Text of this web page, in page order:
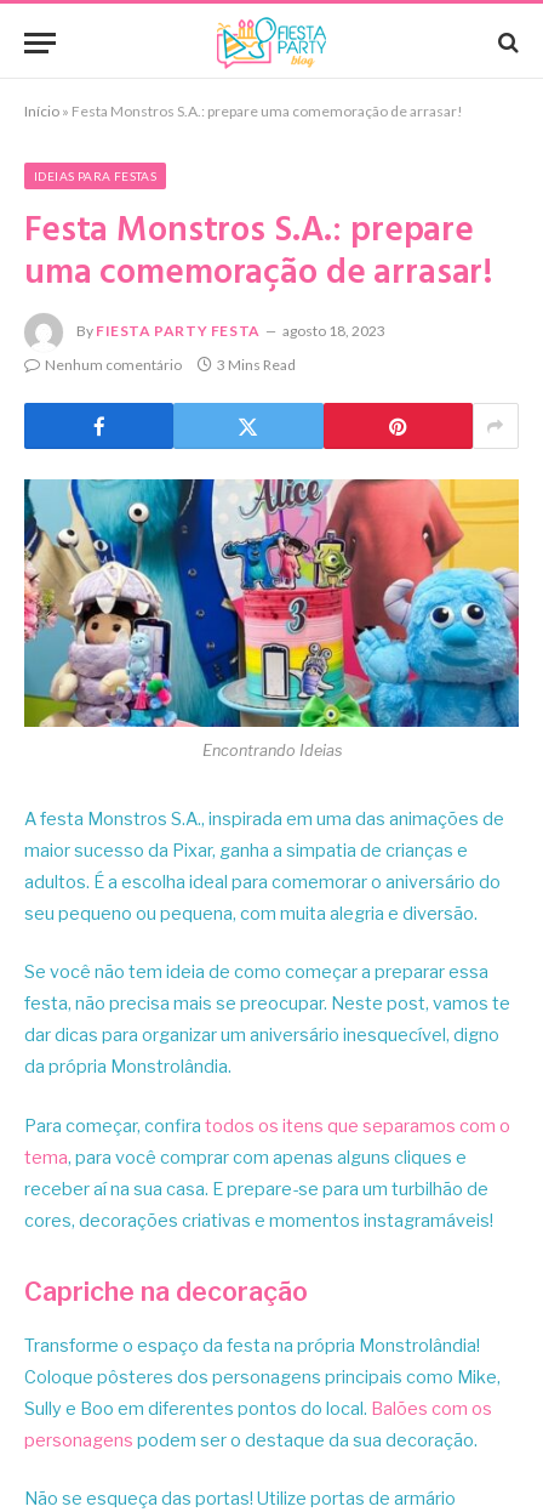
Início » Festa Monstros S.A.: prepare uma comemoração de arrasar!
IDEIAS PARA FESTAS
Festa Monstros S.A.: prepare
uma comemoração de arrasar!
By FIESTA PARTY FESTA
agosto 18, 2023
Nenhum comentário
3 Mins Read
Encontrando Ideias
A festa Monstros S.A., inspirada em uma das animações de
maior sucesso da Pixar, ganha a simpatia de crianças e
adultos. É a escolha ideal para comemorar o aniversário do
seu pequeno ou pequena, com muita alegria e diversão.
Se você não tem ideia de como começar a preparar essa
festa, não precisa mais se preocupar. Neste post, vamos te
dar dicas para organizar um aniversário inesquecível, digno
da própria Monstrolândia.
Para começar, confira todos os itens que separamos com o
tema, para você comprar com apenas alguns cliques e
receber aí na sua casa. E prepare-se para um turbilhão de
cores, decorações criativas e momentos instagramáveis!
Capriche na decoração
Transforme o espaço da festa na própria Monstrolândia!
Coloque pôsteres dos personagens principais como Mike,
Sully e Boo em diferentes pontos do local. Balões com os
personagens podem ser o destaque da sua decoração.
Não se esqueça das portas! Utilize portas de armário